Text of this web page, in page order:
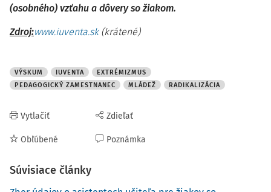
(osobného) vzťahu a dôvery so žiakom.
Zdroj:www.iuventa.sk(krátené)
VÝSKUM IUVENTA
EXTRÉMIZMUS
PEDAGOGICKÝ ZAMESTNANEC
MLÁDEŽ RADIKALIZÁCIA
Vytlačiť
Obľúbené
Zdieľať
Poznámka
Súvisiace články